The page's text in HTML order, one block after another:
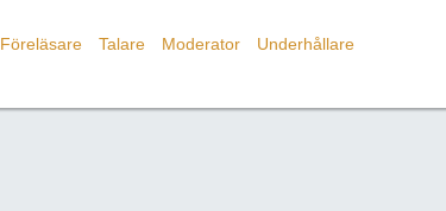
Föreläsare Talare Moderator Underhållare